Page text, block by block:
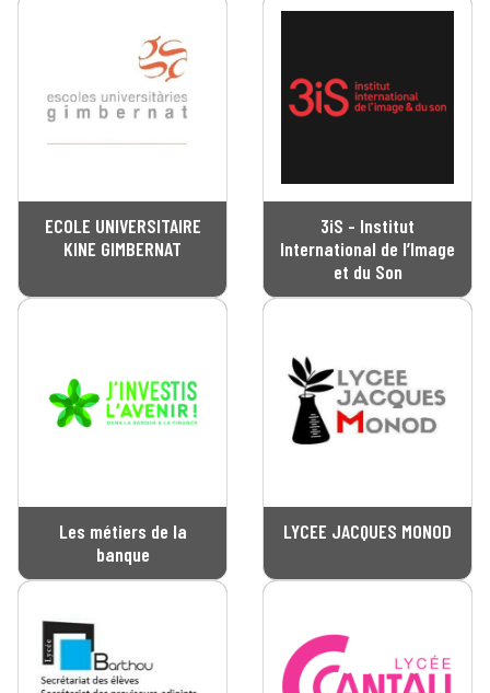
ECOLE UNIVERSITAIRE
KINE GIMBERNAT
3iS - Institut
International de l’Image
et du Son
Les métiers de la
banque
LYCEE JACQUES MONOD